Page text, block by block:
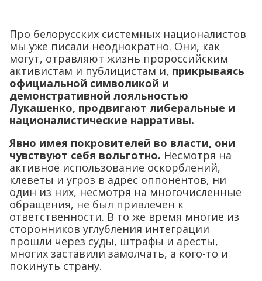
Про белорусских системных националистов
мы уже писали неоднократно. Они, как
могут, отравляют жизнь пророссийским
активистам и публицистам и, прикрываясь
официальной символикой и
демонстративной лояльностью
Лукашенко, продвигают либеральные и
националистические нарративы.
Явно имея покровителей во власти, они
чувствуют себя вольготно. Несмотря на
активное использование оскорблений,
клеветы и угроз в адрес оппонентов, ни
один из них, несмотря на многочисленные
обращения, не был привлечен к
ответственности. В то же время многие из
сторонников углубления интеграции
прошли через суды, штрафы и аресты,
многих заставили замолчать, а кого-то и
покинуть страну.